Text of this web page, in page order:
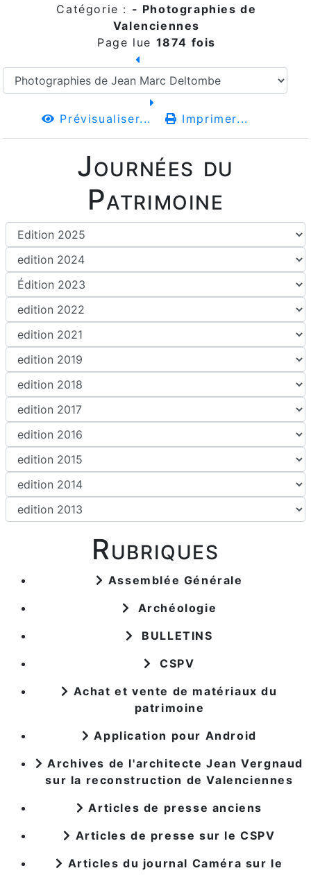
Journées du
Patrimoine
Rubriques
Assemblée Générale
Archéologie
BULLETINS
CSPV
Achat et vente de matériaux du
patrimoine
Application pour Android
Archives de l'architecte Jean Vergnaud
sur la reconstruction de Valenciennes
Articles de presse anciens
Articles de presse sur le CSPV
Articles du journal Caméra sur le
Catégorie : - Photographies de
Valenciennes
Page lue 1874 fois
Prévisualiser... Imprimer...